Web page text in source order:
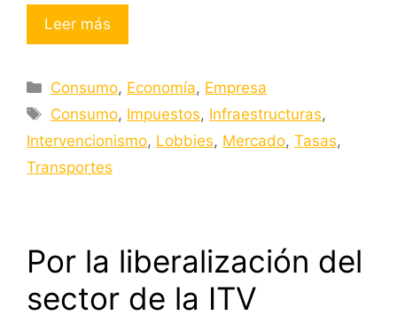
Leer más
Categorías
Consumo, Economía, Empresa
Etiquetas
Consumo, Impuestos, Infraestructuras,
Intervencionismo, Lobbies, Mercado, Tasas,
Transportes
Por la liberalización del
sector de la ITV